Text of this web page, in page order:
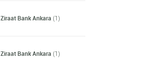
Ziraat Bank Ankara (1)
Ziraat Bank Ankara (1)